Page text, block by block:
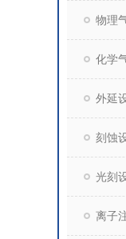
物理
化学
外延
刻蚀
光刻
离子